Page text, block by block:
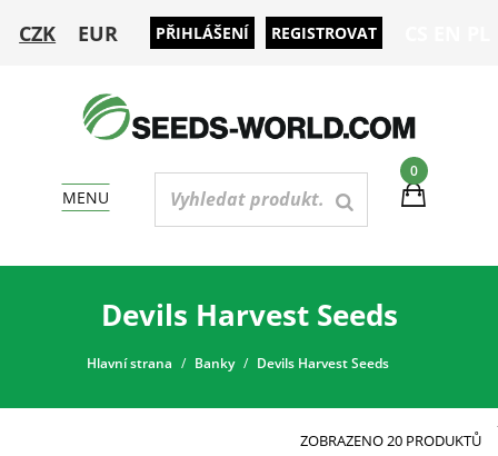
CZK EUR PŘIHLÁŠENÍ REGISTROVAT
0
MENU
Devils Harvest Seeds
Hlavní strana Banky Devils Harvest Seeds
ZOBRAZENO 20 PRODUKTŮ